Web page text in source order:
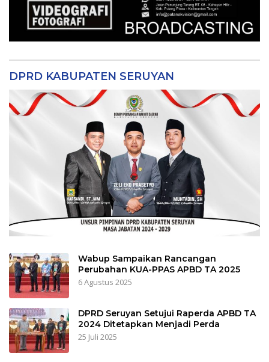
DPRD KABUPATEN SERUYAN
Wabup Sampaikan Rancangan
Perubahan KUA-PPAS APBD TA 2025
6 Agustus 2025
DPRD Seruyan Setujui Raperda APBD TA
2024 Ditetapkan Menjadi Perda
25 Juli 2025